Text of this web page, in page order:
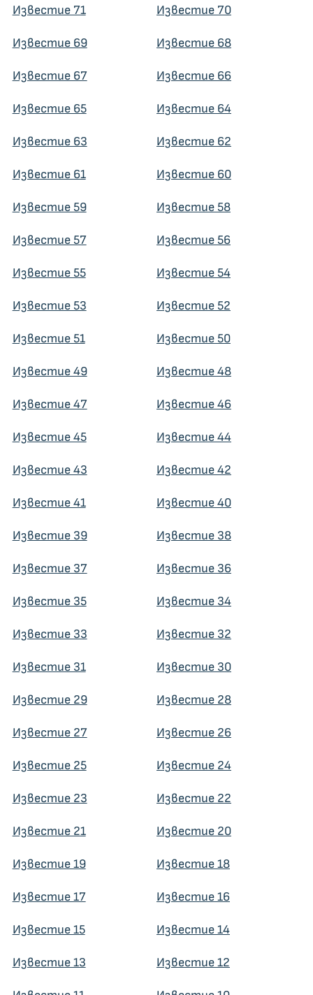
Известие 71 Известие 70
Известие 69 Известие 68
Известие 67 Известие 66
Известие 65 Известие 64
Известие 63 Известие 62
Известие 61 Известие 60
Известие 59 Известие 58
Известие 57 Известие 56
Известие 55 Известие 54
Известие 53 Известие 52
Известие 51 Известие 50
Известие 49 Известие 48
Известие 47 Известие 46
Известие 45 Известие 44
Известие 43 Известие 42
Известие 41 Известие 40
Известие 39 Известие 38
Известие 37 Известие 36
Известие 35 Известие 34
Известие 33 Известие 32
Известие 31 Известие 30
Известие 29 Известие 28
Известие 27 Известие 26
Известие 25 Известие 24
Известие 23 Известие 22
Известие 21 Известие 20
Известие 19 Известие 18
Известие 17 Известие 16
Известие 15 Известие 14
Известие 13 Известие 12